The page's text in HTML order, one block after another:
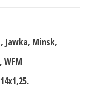
Jawka, Minsk,
WFM